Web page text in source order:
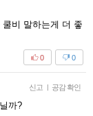
비 말하는게 더 좋
0
0
신고 | 공감 확인
까?